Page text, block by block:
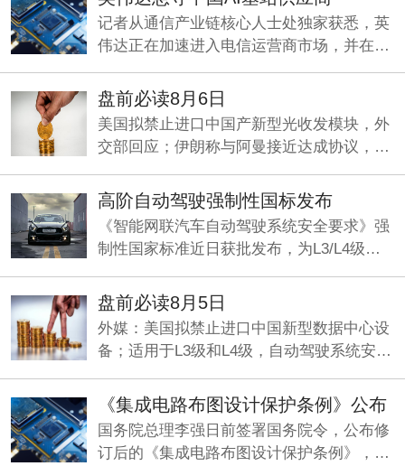
记者从通信产业链核心人士处独家获悉，英
伟达正在加速进入电信运营商市场，并在中
要求的6G基站。
盘前必读8月6日
美国拟禁止进口中国产新型光收发模块，外
交部回应；伊朗称与阿曼接近达成协议，海
小企业发展规划》即将发布。
高阶自动驾驶强制性国标发布
《智能网联汽车自动驾驶系统安全要求》强
制性国家标准近日获批发布，为L3/L4级量
元年加速兑现。
盘前必读8月5日
外媒：美国拟禁止进口中国新型数据中心设
备；适用于L3级和L4级，自动驾驶系统安全
断式逆回购操作。
《集成电路布图设计保护条例》公布
国务院总理李强日前签署国务院令，公布修
订后的《集成电路布图设计保护条例》，自